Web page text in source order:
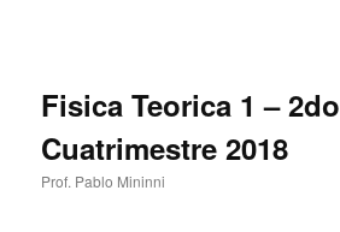
Fisica Teorica 1 – 2do
Cuatrimestre 2018
Prof. Pablo Mininni